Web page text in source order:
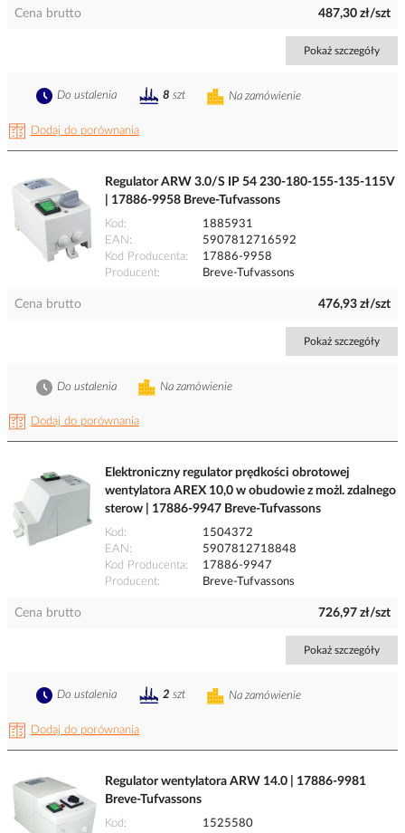
Cena brutto 487,30 zł/szt
Pokaż szczegóły
Dodaj do porównania
Na zamówienie
Do ustalenia 8 szt
Regulator ARW 3.0/S IP 54 230-180-155-135-115V
| 17886-9958 Breve-Tufvassons
Kod
1885931
EAN
5907812716592
Kod Producenta
17886-9958
Producent
Breve-Tufvassons
Cena brutto 476,93 zł/szt
Pokaż szczegóły
Dodaj do porównania
Na zamówienie
Do ustalenia
Elektroniczny regulator prędkości obrotowej
wentylatora AREX 10,0 w obudowie z możl. zdalnego
sterow | 17886-9947 Breve-Tufvassons
Kod
1504372
EAN
5907812718848
Kod Producenta
17886-9947
Producent
Breve-Tufvassons
Cena brutto 726,97 zł/szt
Pokaż szczegóły
Dodaj do porównania
Na zamówienie
Do ustalenia 2 szt
Regulator wentylatora ARW 14.0 | 17886-9981
Breve-Tufvassons
Kod
1525580